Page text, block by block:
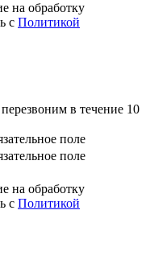
на обработку
с Политикой
в течение 10
поле
поле
на обработку
с Политикой